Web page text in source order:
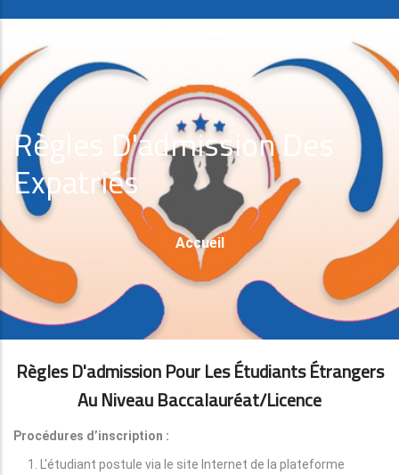
Règles D'admission Des
Expatriés
Fil
D'Ariane
Accueil
Règles D'admission Pour Les Étudiants Étrangers
Au Niveau Baccalauréat/licence
Procédures d’inscription :
L'étudiant postule via le site Internet de la plateforme